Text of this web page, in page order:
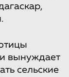
вынуждает
сельские